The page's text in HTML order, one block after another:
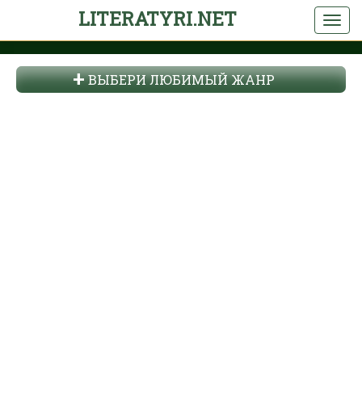
LITERATYRI.NET
ВЫБЕРИ ЛЮБИМЫЙ ЖАНР